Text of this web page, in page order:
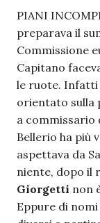
PIANI
preparava il
Commissione
Capitano
le ruote. Infatti
orientato sulla
a commissario
Bellerio ha più
aspettava da
niente, dopo il
Giorgetti non
Eppure di